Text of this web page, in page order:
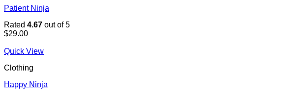
Patient Ninja
Rated 4.67 out of 5
$29.00
Quick View
Clothing
Happy Ninja